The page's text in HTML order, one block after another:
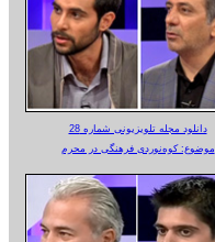
دانلود مجله تلویزیونی شماره 28
موضوع: کوه‌نوردی فرهنگی در محرم